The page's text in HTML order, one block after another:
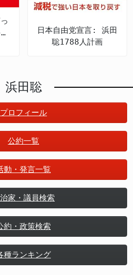
日本自由党宣言: 浜田
聡1788人計画
浜田聡
プロフィール
公約一覧
動・発言一覧
家・議員検索
約・政策検索
種ランキング